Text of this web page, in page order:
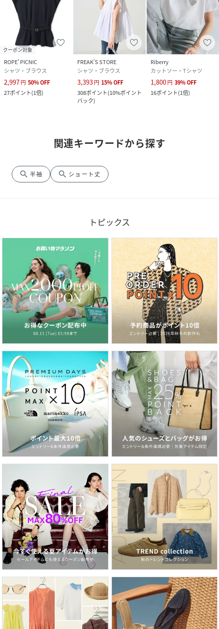
クーポン対象
ROPE' PICNIC
シャツ・ブラウス
2,997円 50%OFF
27ポイント(1倍)
FREAK’S STORE
シャツ・ブラウス
3,393円 15%OFF
308ポイント(10%ポイント
バック)
Riberry
カットソー・Tシャツ
1,800円 39%OFF
16ポイント(1倍)
関連キーワードから探す
search 半袖 search ショート丈
トピックス